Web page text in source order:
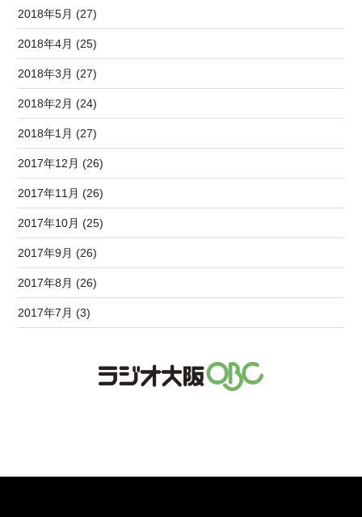
2018年5月 (27)
2018年4月 (25)
2018年3月 (27)
2018年2月 (24)
2018年1月 (27)
2017年12月 (26)
2017年11月 (26)
2017年10月 (25)
2017年9月 (26)
2017年8月 (26)
2017年7月 (3)